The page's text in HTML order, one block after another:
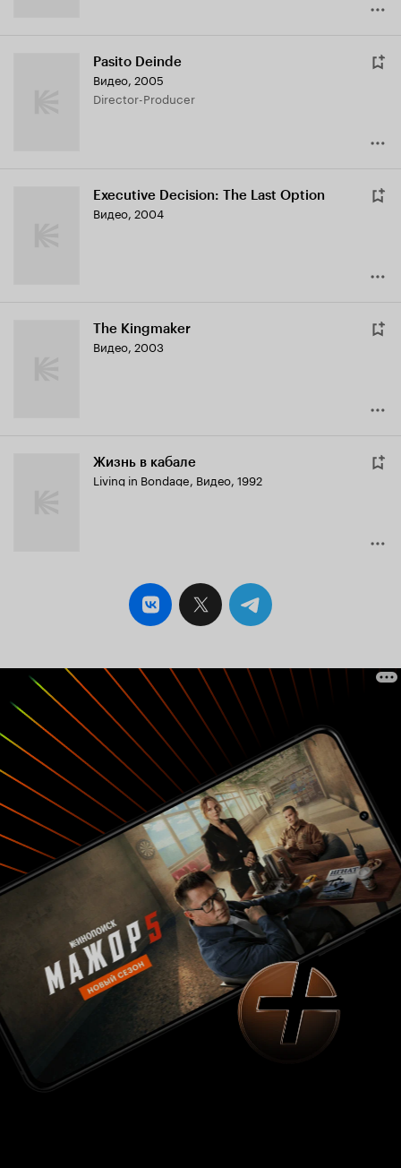
Pasito Deinde
Видео, 2005
Director-Producer
Executive Decision: The Last Option
Видео, 2004
The Kingmaker
Видео, 2003
Жизнь в кабале
Living in Bondage, Видео, 1992